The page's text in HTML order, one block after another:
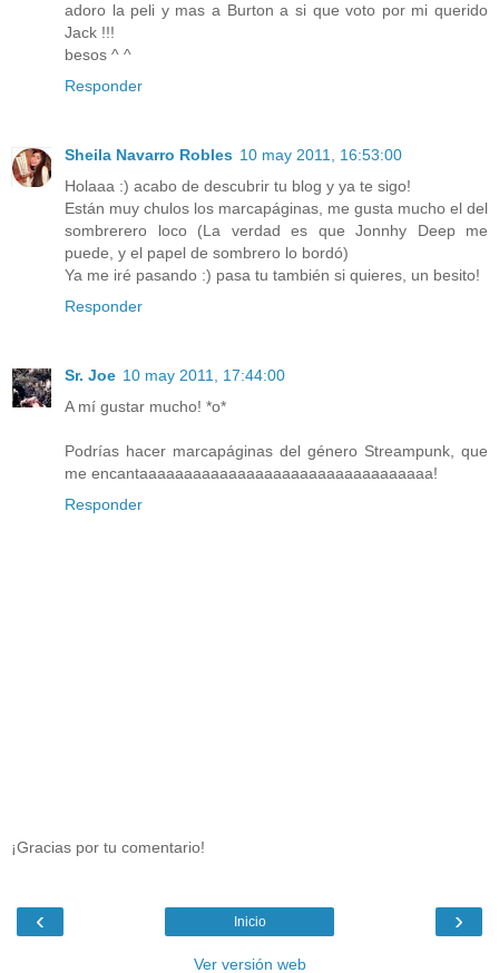
adoro la peli y mas a Burton a si que voto por mi querido
Jack !!!
besos ^ ^
Responder
Sheila Navarro Robles 10 may 2011, 16:53:00
Holaaa :) acabo de descubrir tu blog y ya te sigo!
Están muy chulos los marcapáginas, me gusta mucho el del
sombrerero loco (La verdad es que Jonnhy Deep me
puede, y el papel de sombrero lo bordó)
Ya me iré pasando :) pasa tu también si quieres, un besito!
Responder
Sr. Joe 10 may 2011, 17:44:00
A mí gustar mucho! *o*
Podrías hacer marcapáginas del género Streampunk, que
me encantaaaaaaaaaaaaaaaaaaaaaaaaaaaaaaaaa!
Responder
¡Gracias por tu comentario!
‹ ›
Inicio
Ver versión web